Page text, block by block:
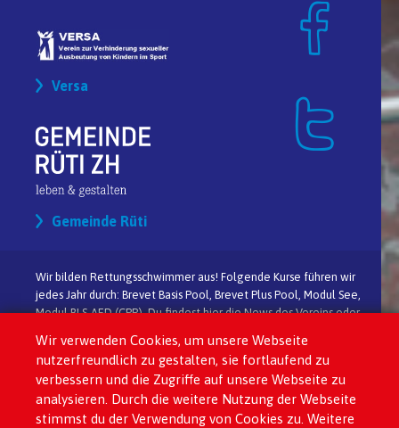
Versa
Gemeinde Rüti
Wir bilden Rettungsschwimmer aus! Folgende Kurse führen wir
jedes Jahr durch: Brevet Basis Pool, Brevet Plus Pool, Modul See,
Modul BLS-AED (CPR). Du findest hier die News des Vereins oder
die Möglichkeit und kontaktiere uns! Alle Termine zu unseren
Anlässen auf einer praktischen Übersicht, mit der Möglichkeit
dich direkt online anzumelden. Unsere Vereinszeitschrift, dass
"Moby", wie auch die SLRG Zeitschrift "pur" und immer die
aktuellste Version der Reglemente für die Regional- und
Wir verwenden Cookies, um unsere Webseite
nutzerfreundlich zu gestalten, sie fortlaufend zu
verbessern und die Zugriffe auf unsere Webseite zu
analysieren. Durch die weitere Nutzung der Webseite
stimmst du der Verwendung von Cookies zu. Weitere